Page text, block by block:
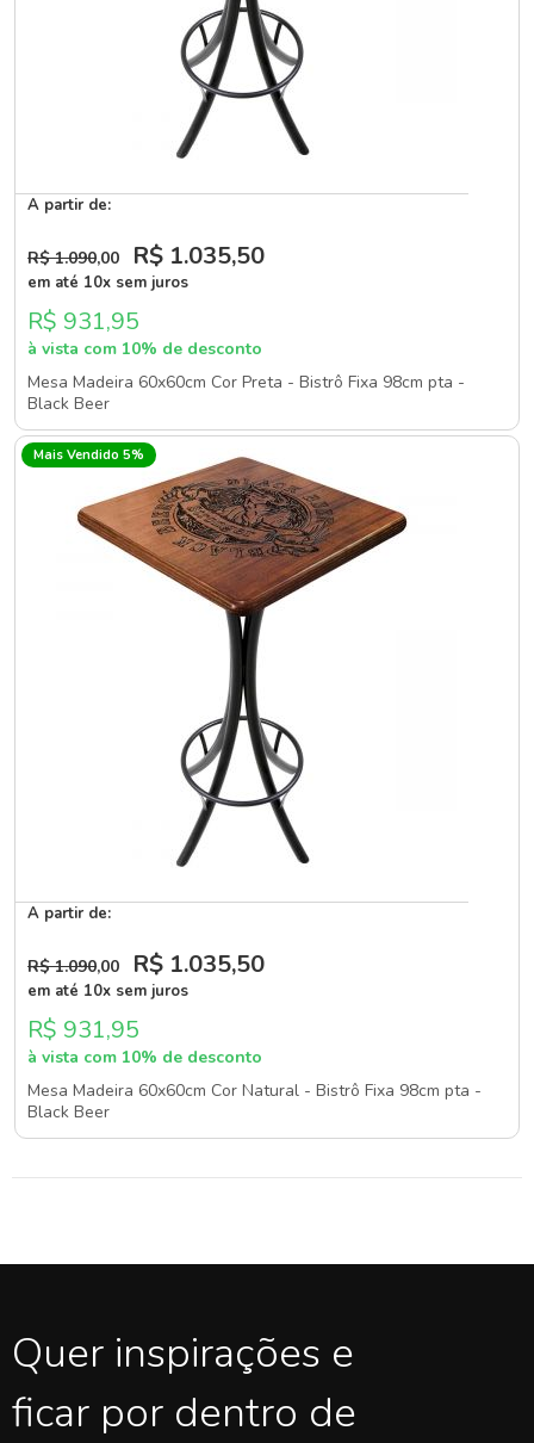
A partir de:
R$ 1.090,00 R$ 1.035,50
em até 10x sem juros
R$ 931,95
à vista com 10% de desconto
Mesa Madeira 60x60cm Cor Preta - Bistrô Fixa 98cm pta -
Black Beer
Mais Vendido 5%
A partir de:
R$ 1.090,00 R$ 1.035,50
em até 10x sem juros
R$ 931,95
à vista com 10% de desconto
Mesa Madeira 60x60cm Cor Natural - Bistrô Fixa 98cm pta -
Black Beer
Quer inspirações e
ficar por dentro de